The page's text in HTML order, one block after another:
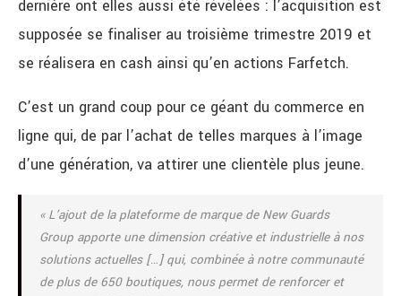
dernière ont elles aussi été révélées : l’acquisition est
supposée se finaliser au troisième trimestre 2019 et
se réalisera en cash ainsi qu’en actions Farfetch.
C’est un grand coup pour ce géant du commerce en
ligne qui, de par l’achat de telles marques à l’image
d’une génération, va attirer une clientèle plus jeune.
« L’ajout de la plateforme de marque de New Guards
Group apporte une dimension créative et industrielle à nos
solutions actuelles […] qui, combinée à notre communauté
de plus de 650 boutiques, nous permet de renforcer et